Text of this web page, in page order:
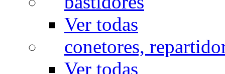
Ver todas
conetores,
Ver todas